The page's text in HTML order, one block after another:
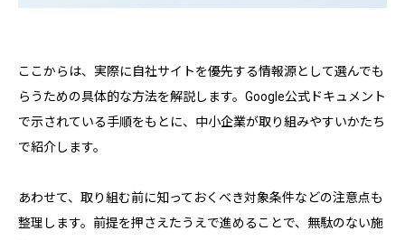
ここからは、実際に自社サイトを優先する情報源として選んでも
らうための具体的な方法を解説します。Google公式ドキュメント
で示されている手順をもとに、中小企業が取り組みやすいかたち
で紹介します。
あわせて、取り組む前に知っておくべき対象条件などの注意点も
整理します。前提を押さえたうえで進めることで、無駄のない施